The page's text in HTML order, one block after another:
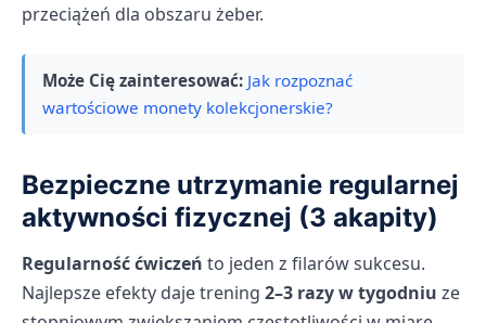
przeciążeń dla obszaru żeber.
Może Cię zainteresować: Jak rozpoznać
wartościowe monety kolekcjonerskie?
Bezpieczne utrzymanie regularnej
aktywności fizycznej (3 akapity)
Regularność ćwiczeń to jeden z filarów sukcesu.
Najlepsze efekty daje trening 2–3 razy w tygodniu ze